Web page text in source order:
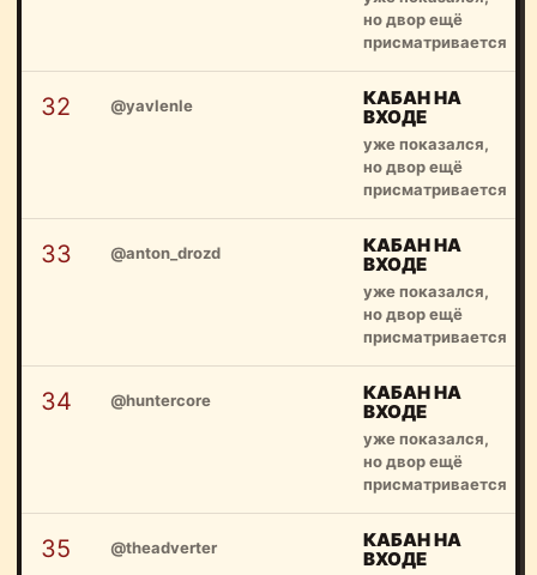
но двор ещё
присматривается
32 @yavlenle
КАБАН НА
ВХОДЕ
уже показался,
но двор ещё
присматривается
33 @anton_drozd
КАБАН НА
ВХОДЕ
уже показался,
но двор ещё
присматривается
34 @huntercore
КАБАН НА
ВХОДЕ
уже показался,
но двор ещё
присматривается
35 @theadverter
КАБАН НА
ВХОДЕ